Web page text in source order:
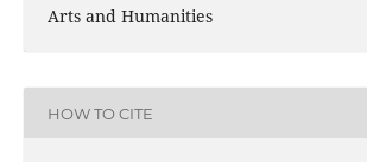
Arts and Humanities
HOW TO CITE